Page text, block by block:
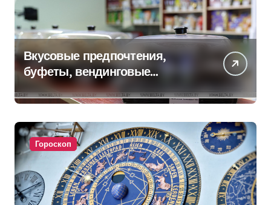
Вкусовые предпочтения,
буфеты, вендинговые
аппараты. Минобразования об
изменениях в школьном
питании
Гороскоп